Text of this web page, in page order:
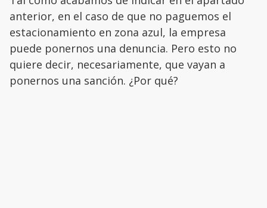
anterior, en el caso de que no paguemos el
estacionamiento en zona azul, la empresa
puede ponernos una denuncia. Pero esto no
quiere decir, necesariamente, que vayan a
ponernos una sanción. ¿Por qué?